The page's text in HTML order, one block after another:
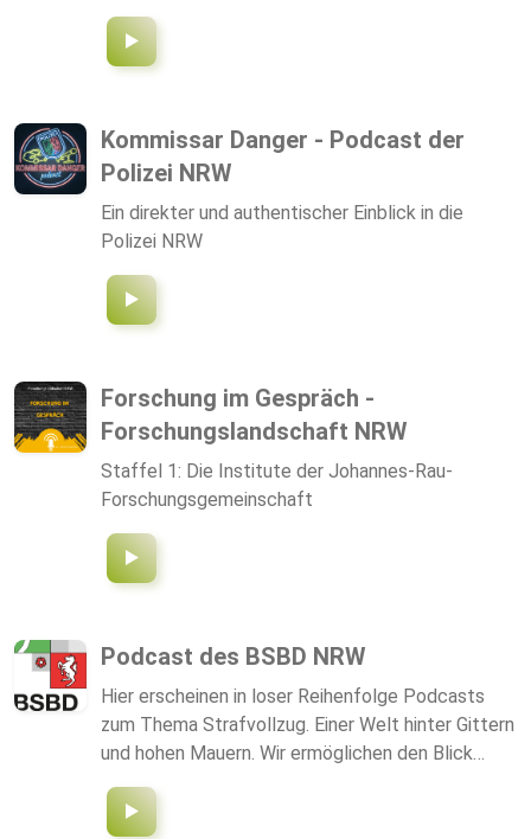
NRW ist zentrale Anlaufstelle für Informationen
über und Beratung, Vernetzung und Qualifizierung
Ministerium für Kinder, Familie, Flüchtlinge und
Integration des Landes Nordrhein-Westfalen.
Kommissar Danger - Podcast der
Polizei NRW
Ein direkter und authentischer Einblick in die
Polizei NRW
Forschung im Gespräch -
Forschungslandschaft NRW
Staffel 1: Die Institute der Johannes-Rau-
Forschungsgemeinschaft
Podcast des BSBD NRW
Hier erscheinen in loser Reihenfolge Podcasts
zum Thema Strafvollzug. Einer Welt hinter Gittern
und hohen Mauern. Wir ermöglichen den Blick